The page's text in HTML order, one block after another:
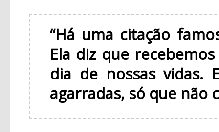
“Há uma citação
Ela diz que
dia de nossas vidas.
agarradas, só que não